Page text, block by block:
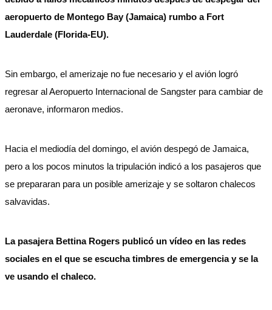
aeropuerto de Montego Bay (Jamaica) rumbo a Fort
Lauderdale (Florida-EU).
Sin embargo, el amerizaje no fue necesario y el avión logró
regresar al Aeropuerto Internacional de Sangster para cambiar de
aeronave, informaron medios.
Hacia el mediodía del domingo, el avión despegó de Jamaica,
pero a los pocos minutos la tripulación indicó a los pasajeros que
se prepararan para un posible amerizaje y se soltaron chalecos
salvavidas.
La pasajera Bettina Rogers publicó un vídeo en las redes
sociales en el que se escucha timbres de emergencia y se la
ve usando el chaleco.